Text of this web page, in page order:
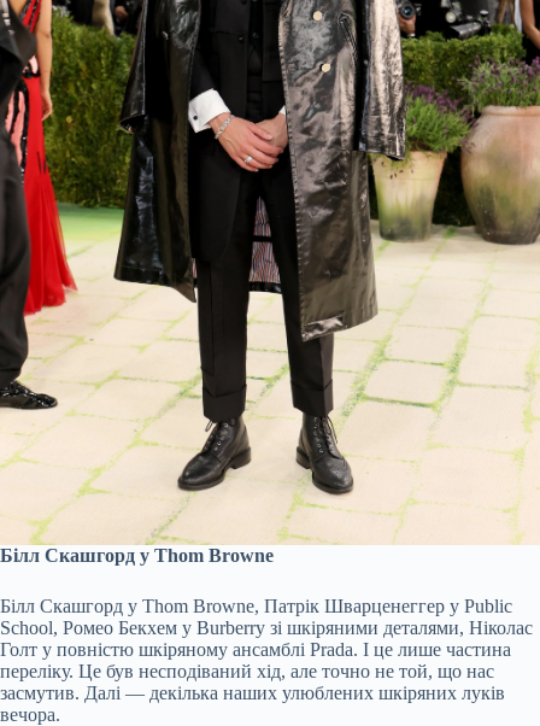
Білл Скашгорд у Thom Browne
Білл Скашгорд у Thom Browne, Патрік Шварценеггер у Public
School, Ромео Бекхем у Burberry зі шкіряними деталями, Ніколас
Голт у повністю шкіряному ансамблі Prada. І це лише частина
переліку. Це був несподіваний хід, але точно не той, що нас
засмутив. Далі — декілька наших улюблених шкіряних луків
вечора.